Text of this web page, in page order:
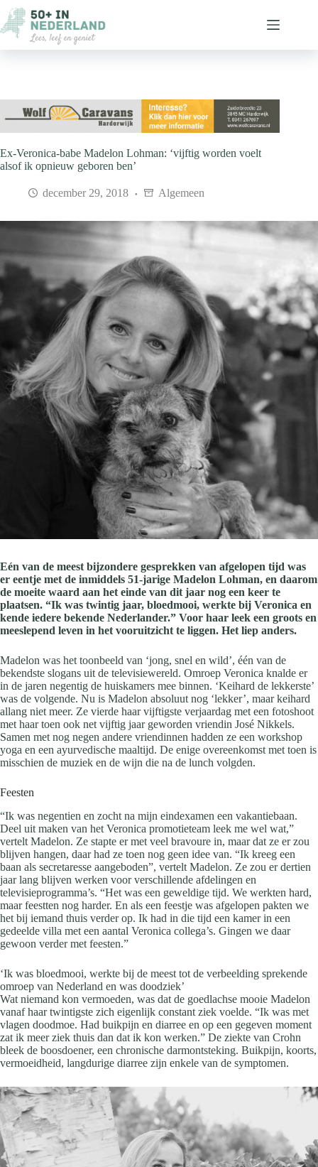
naar
de
inhoud
Ex-Veronica-babe Madelon Lohman: ‘vijftig worden voelt
alsof ik opnieuw geboren ben’
december 29, 2018 Algemeen
Eén van de meest bijzondere gesprekken van afgelopen tijd was
er eentje met de inmiddels 51-jarige Madelon Lohman, en daarom
de moeite waard aan het einde van dit jaar nog een keer te
plaatsen. “Ik was twintig jaar, bloedmooi, werkte bij Veronica en
kende iedere bekende Nederlander.” Voor haar leek een groots en
meeslepend leven in het vooruitzicht te liggen. Het liep anders.
Madelon was het toonbeeld van ‘jong, snel en wild’, één van de
bekendste slogans uit de televisiewereld. Omroep Veronica knalde er
in de jaren negentig de huiskamers mee binnen. ‘Keihard de lekkerste’
was de volgende. Nu is Madelon absoluut nog ‘lekker’, maar keihard
allang niet meer. Ze vierde haar vijftigste verjaardag met een fotoshoot
met haar toen ook net vijftig jaar geworden vriendin José Nikkels.
Samen met nog negen andere vriendinnen hadden ze een workshop
yoga en een ayurvedische maaltijd. De enige overeenkomst met toen is
misschien de muziek en de wijn die na de lunch volgden.
Feesten
“Ik was negentien en zocht na mijn eindexamen een vakantiebaan.
Deel uit maken van het Veronica promotieteam leek me wel wat,”
vertelt Madelon. Ze stapte er met veel bravoure in, maar dat ze er zou
blijven hangen, daar had ze toen nog geen idee van. “Ik kreeg een
baan als secretaresse aangeboden”, vertelt Madelon. Ze zou er dertien
jaar lang blijven werken voor verschillende afdelingen en
televisieprogramma’s. “Het was een geweldige tijd. We werkten hard,
maar feestten nog harder. En als een feestje was afgelopen pakten we
het bij iemand thuis verder op. Ik had in die tijd een kamer in een
gedeelde villa met een aantal Veronica collega’s. Gingen we daar
gewoon verder met feesten.”
‘Ik was bloedmooi, werkte bij de meest tot de verbeelding sprekende
omroep van Nederland en was doodziek’
Wat niemand kon vermoeden, was dat de goedlachse mooie Madelon
vanaf haar twintigste zich eigenlijk constant ziek voelde. “Ik was met
vlagen doodmoe. Had buikpijn en diarree en op een gegeven moment
zat ik meer ziek thuis dan dat ik kon werken.” De ziekte van Crohn
bleek de boosdoener, een chronische darmontsteking. Buikpijn, koorts,
vermoeidheid, langdurige diarree zijn enkele van de symptomen.